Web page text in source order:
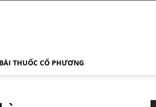
BÀI THUỐC CỔ PHƯƠNG